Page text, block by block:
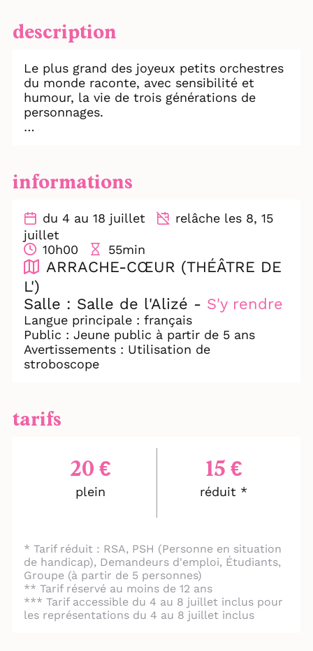
description
Le plus grand des joyeux petits orchestres
du monde raconte, avec sensibilité et
humour, la vie de trois générations de
personnages.
musical qui chante, rit et pleure, au-delà
des époques et des frontières.
Succès Festival Off Avignon 2023
Entrez dans la danse aux côtés de sept
musiciens virtuoses, embarqués sur les
routes d’un mythique Eldorado.
Porté par l’imaginaire des chants d’Europe
de l’Est, des airs tsiganes et des sonorités
du jazz, ce spectacle enivrant fait résonner
violon, saxophone, clarinette, batterie et
contrebasse.
que jamais : l’exil, la transmission et la
« Un spectacle entre musique tzigane et
jazz, à découvrir ! » — Télérama
« On est touché par les mots tendres, les
aventure humaine. » — Paris Mômes
Le Temps
« Cette histoire douce-amère d’exil et de
transmission est portée par une puissante
vitalité. » — Le Point
« Cette épopée est un plaisir autant pour
les yeux que pour les oreilles. » — La
informations
du 4 au 18 juillet
relâche les 8, 15
juillet
10h00
55min
ARRACHE-CŒUR (THÉÂTRE DE
L')
Salle : Salle de l'Alizé - S'y rendre
Langue principale : français
Public : Jeune public à partir de 5 ans
Avertissements : Utilisation de
stroboscope
tarifs
20 €
plein
15 €
réduit *
* Tarif réduit : RSA, PSH (Personne en situation
de handicap), Demandeurs d'emploi, Étudiants,
Groupe (à partir de 5 personnes)
** Tarif réservé au moins de 12 ans
*** Tarif accessible du 4 au 8 juillet inclus pour
les représentations du 4 au 8 juillet inclus